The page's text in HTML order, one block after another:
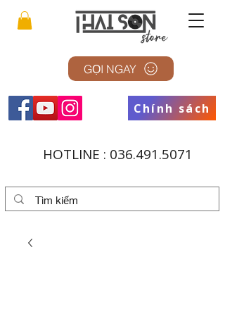
GỌI NGAY
Chính sách
HOTLINE : 036.491.5071